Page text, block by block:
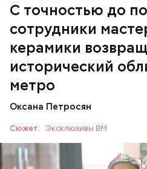
С точностью до
сотрудники
керамики
исторический
метро
Оксана Петросян
Сюжет: Эксклюзивы ВМ
— Мы установили
распределительные щиты,
монтажу и обеспечению
подстанций, домов, —